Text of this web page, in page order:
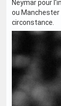
Neymar pour
ou Manchester
circonstance.